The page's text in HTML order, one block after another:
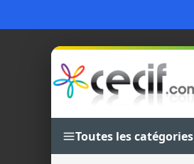
Toutes les catégories